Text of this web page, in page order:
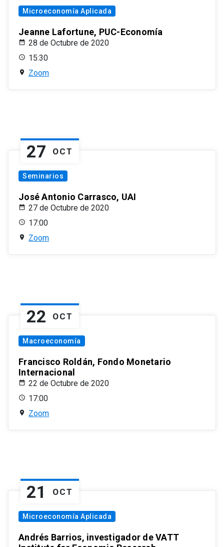
Microeconomía Aplicada
Jeanne Lafortune, PUC-Economía
28 de Octubre de 2020
15:30
Zoom
27 OCT
Seminarios
José Antonio Carrasco, UAI
27 de Octubre de 2020
17:00
Zoom
22 OCT
Macroeconomía
Francisco Roldán, Fondo Monetario
Internacional
22 de Octubre de 2020
17:00
Zoom
21 OCT
Microeconomía Aplicada
Andrés Barrios, investigador de VATT